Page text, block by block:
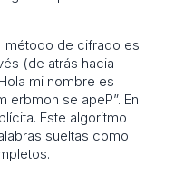
método de cifrado es
(de atrás hacia
mi nombre es
erbmon se apeP”. En
Este algoritmo
sueltas como